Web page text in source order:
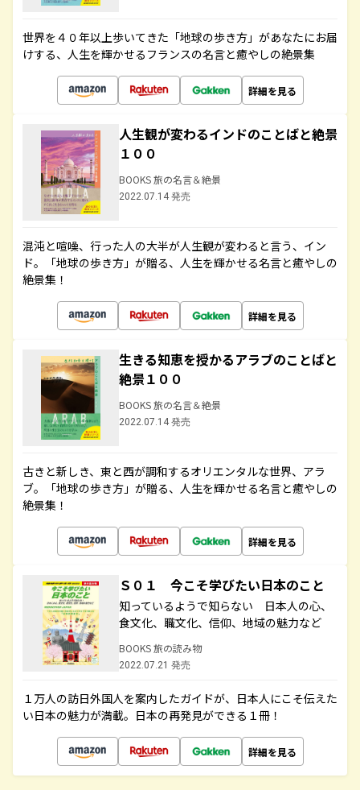
世界を４０年以上歩いてきた「地球の歩き方」があなたにお届
けする、人生を輝かせるフランスの名言と癒やしの絶景集
詳細を見る
人生観が変わるインドのことばと絶景
１００
BOOKS 旅の名言＆絶景
2022.07.14 発売
混沌と喧噪、行った人の大半が人生観が変わると言う、イン
ド。「地球の歩き方」が贈る、人生を輝かせる名言と癒やしの
絶景集！
詳細を見る
生きる知恵を授かるアラブのことばと
絶景１００
BOOKS 旅の名言＆絶景
2022.07.14 発売
古きと新しき、東と西が調和するオリエンタルな世界、アラ
ブ。「地球の歩き方」が贈る、人生を輝かせる名言と癒やしの
絶景集！
詳細を見る
Ｓ０１ 今こそ学びたい日本のこと
知っているようで知らない 日本人の心、
食文化、職文化、信仰、地域の魅力など
BOOKS 旅の読み物
2022.07.21 発売
１万人の訪日外国人を案内したガイドが、日本人にこそ伝えた
い日本の魅力が満載。日本の再発見ができる１冊！
詳細を見る